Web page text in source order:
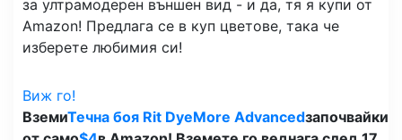
за ултрамодерен външен вид - и да, тя я купи от
Amazon! Предлага се в куп цветове, така че
изберете любимия си!
Виж го!
ВземиТечна боя Rit DyeMore Advancedзапочвайки